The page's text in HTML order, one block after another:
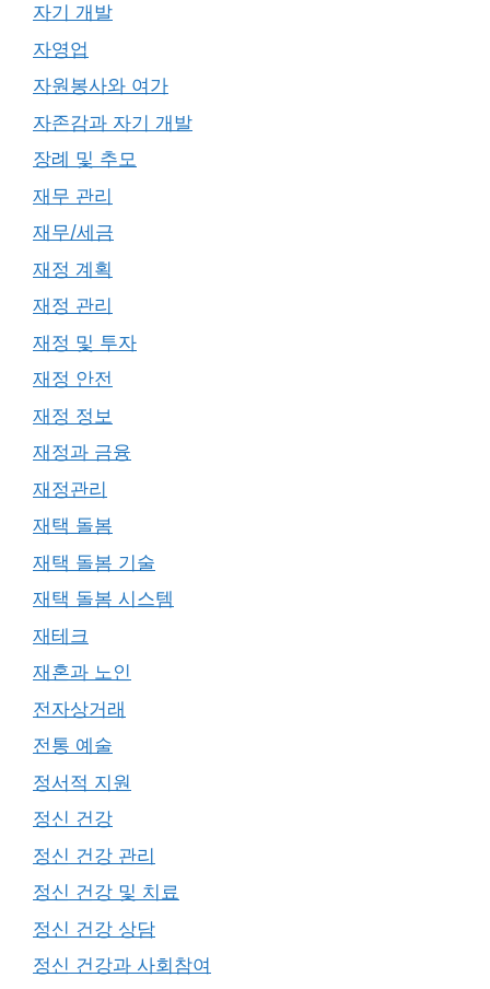
자기 개발
자영업
자원봉사와 여가
자존감과 자기 개발
장례 및 추모
재무 관리
재무/세금
재정 계획
재정 관리
재정 및 투자
재정 안전
재정 정보
재정과 금융
재정관리
재택 돌봄
재택 돌봄 기술
재택 돌봄 시스템
재테크
재혼과 노인
전자상거래
전통 예술
정서적 지원
정신 건강
정신 건강 관리
정신 건강 및 치료
정신 건강 상담
정신 건강과 사회참여